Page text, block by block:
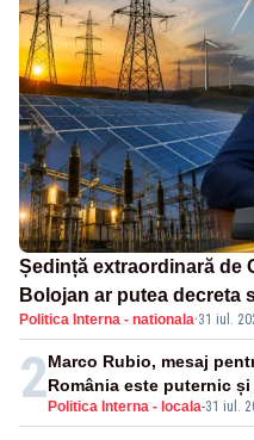
Ședință extraordinară de
Bolojan ar putea decreta
Politica Interna - nationala·31 iul.
2 Politica Interna - locala-31 iul.
Marco Rubio, mesaj
România este puternic